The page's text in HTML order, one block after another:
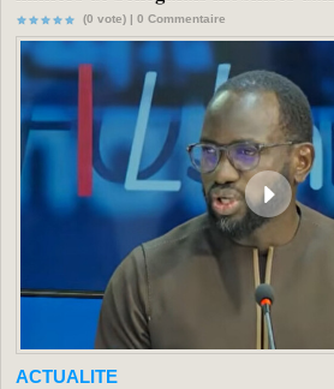
(0 vote) | 0 Commentaire
ACTUALITE